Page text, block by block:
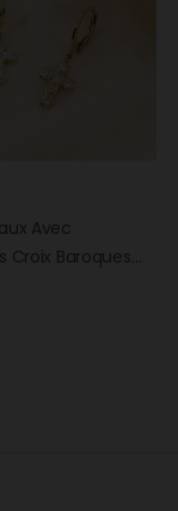
Avec
Croix Baroques